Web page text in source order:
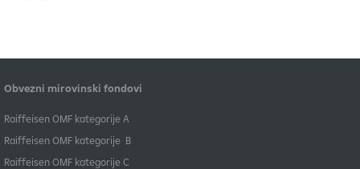
Obvezni mirovinski fondovi
​Raiffeisen OMF kategorije A
Raiffeisen OMF kategorije B
​Raiffeisen OMF kategorije C